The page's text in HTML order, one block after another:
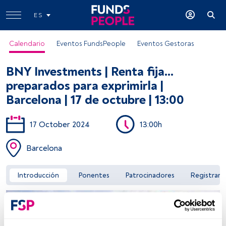
ES
Calendario Eventos FundsPeople Eventos Gestoras
Acceder a FundsPeople
BNY Investments | Renta fija...
preparados para exprimirla |
Barcelona | 17 de octubre | 13:00
17 October 2024 13:00h
Barcelona
Introducción Ponentes Patrocinadores